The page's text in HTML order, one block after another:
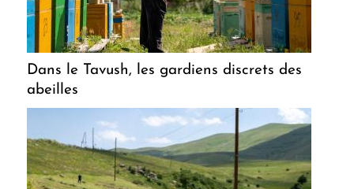
Dans le Tavush, les gardiens discrets des
abeilles